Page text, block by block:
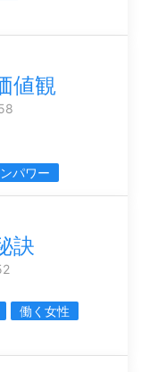
値観
パワー
訣
働く女性